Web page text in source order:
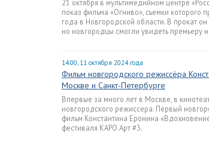
21 октября в мультимедийном центре
показ фильма «Огниво», съемки которого
года в Новгородской области. В прокат он
но новгородцы смогли увидеть премьеру
14:00, 11 октября 2024 года
Фильм новгородского режиссёра
Москве и Санкт-Петербурге
Впервые за много лет в Москве, в
новгородского режиссера. Первый
фильм Константина Еронина
фестиваля КАРО.Арт #3.